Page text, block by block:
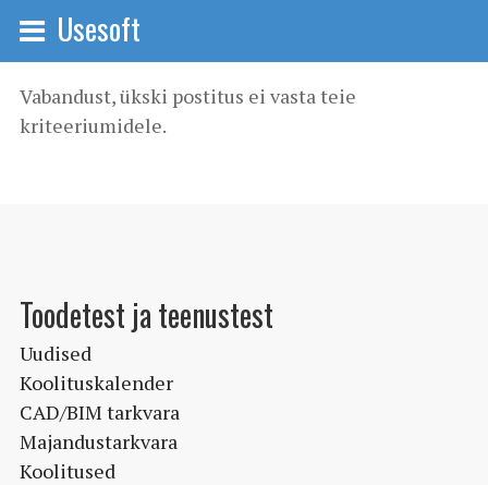
Usesoft
Vabandust, ükski postitus ei vasta teie
kriteeriumidele.
Toodetest ja teenustest
Uudised
Koolituskalender
CAD/BIM tarkvara
Majandustarkvara
Koolitused